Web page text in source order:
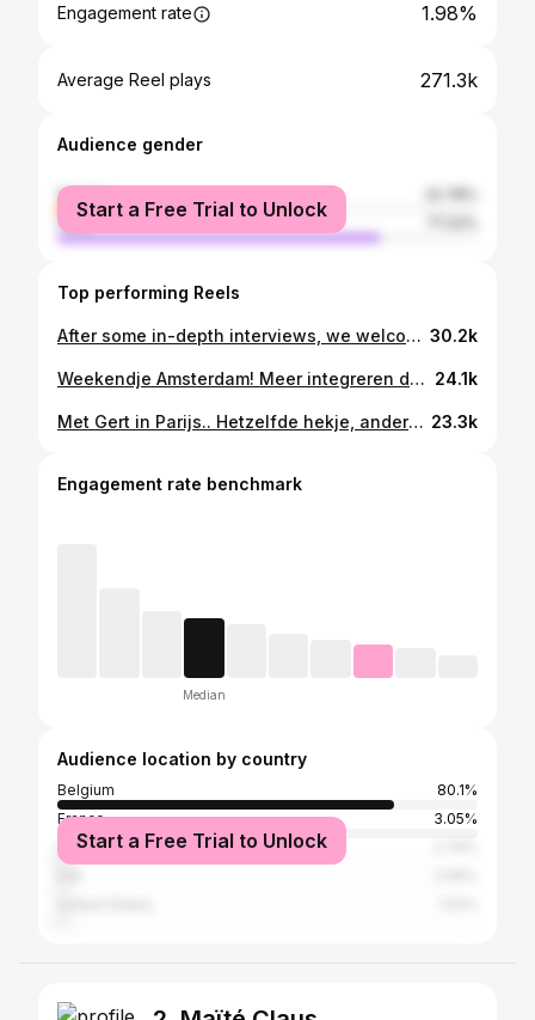
Engagement rate 1.98%
Average Reel plays 271.3k
Audience gender
female
male
Start a Free Trial to Unlock
Top performing Reels
After some in-depth interviews, we welcome an all-star team of investors! 🌟 Marc Coucke (Alychlo, Pairi Daiza, RSC Anderlecht), Jan Boone (CEO Lotus Bakeries) & Erwin van Osta (CEO Hubo) lead the charge. They will advise, and help us grow our team. What changes? We’ll hire more people and try to be everywhere. That’s it. As you can tell from the video. We don’t lose ownership or our voice. Welcome to the team! Let’s sell some f*cking beer 🍻 30.2k
Weekendje Amsterdam! Meer integreren dan dit kan je niet.. een boottochtje door de grachten, een volkscafé , broodje kroket, zalig wandelen door Vondelpark .. Wist je trouwens dat eerste zin van dit lied slaat op café Pieper, dat nog steeds bestaat @gertverhulst @ellencallebout @baeten.nathalie @chloecoucke @alyseecoucke @milouvdsx 24.1k
Met Gert in Parijs.. Hetzelfde hekje, andere stijl. 23.3k
Engagement rate benchmark
Median
Audience location by country
Belgium
80.1%
France
3.05%
Spain
Start a Free Trial to Unlock